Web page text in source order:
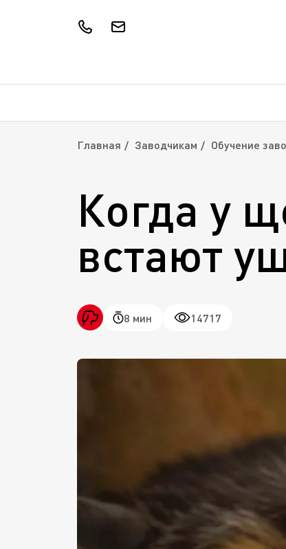
Главная Заводчикам Обучение
Когда у
встают
8 мин 14717